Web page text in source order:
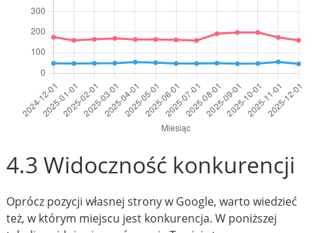
4.3 Widoczność konkurencji
Oprócz pozycji własnej strony w Google, warto wiedzieć
też, w którym miejscu jest konkurencja. W poniższej